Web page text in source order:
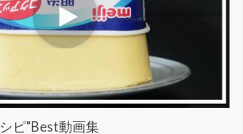
ピ"Best動画集